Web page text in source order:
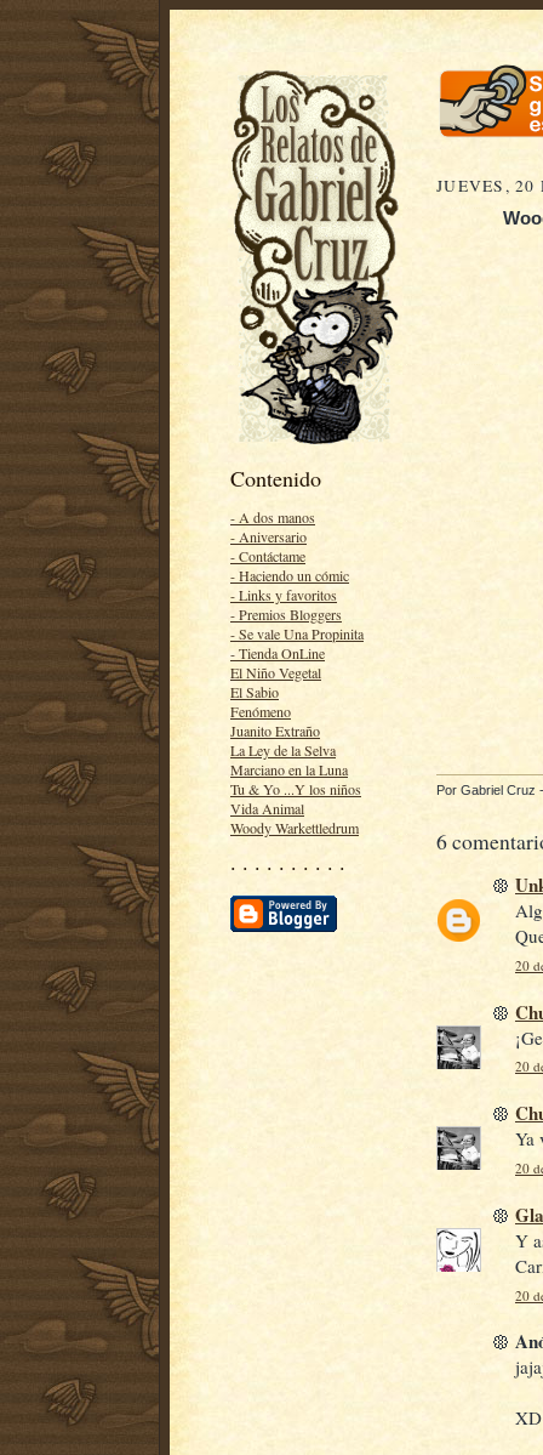
Contenido
- A dos manos
- Aniversario
- Contáctame
- Haciendo un cómic
- Links y favoritos
- Premios Bloggers
- Se vale Una Propinita
- Tienda OnLine
El Niño Vegetal
El Sabio
Fenómeno
Juanito Extraño
La Ley de la Selva
Marciano en la Luna
Tu & Yo ...Y los niños
Vida Animal
Woody Warkettledrum
· · · · · · · · · ·
JUEVES, 20
Por Gabriel Cruz
6
20
20
Ya
20
Y
20
XD